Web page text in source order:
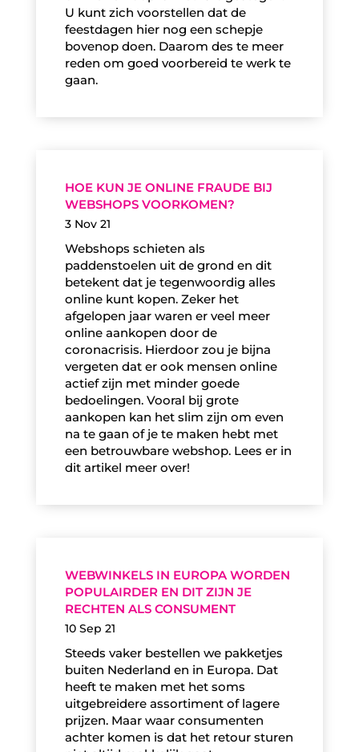
U kunt zich voorstellen dat de
feestdagen hier nog een schepje
bovenop doen. Daarom des te meer
reden om goed voorbereid te werk te
gaan.
HOE KUN JE ONLINE FRAUDE BIJ
WEBSHOPS VOORKOMEN?
3 Nov 21
Webshops schieten als
paddenstoelen uit de grond en dit
betekent dat je tegenwoordig alles
online kunt kopen. Zeker het
afgelopen jaar waren er veel meer
online aankopen door de
coronacrisis. Hierdoor zou je bijna
vergeten dat er ook mensen online
actief zijn met minder goede
bedoelingen. Vooral bij grote
aankopen kan het slim zijn om even
na te gaan of je te maken hebt met
een betrouwbare webshop. Lees er in
dit artikel meer over!
WEBWINKELS IN EUROPA WORDEN
POPULAIRDER EN DIT ZIJN JE
RECHTEN ALS CONSUMENT
10 Sep 21
Steeds vaker bestellen we pakketjes
buiten Nederland en in Europa. Dat
heeft te maken met het soms
uitgebreidere assortiment of lagere
prijzen. Maar waar consumenten
achter komen is dat het retour sturen